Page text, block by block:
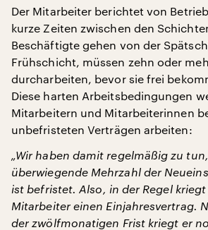
Der Mitarbeiter berichtet von
kurze Zeiten zwischen den
Beschäftigte gehen von der
Frühschicht, müssen zehn oder
durcharbeiten, bevor sie frei
Diese harten Arbeitsbedingungen
Mitarbeitern und Mitarbeiterinnen
unbefristeten Verträgen arbeiten:
„Wir haben damit regelmäßig zu
überwiegende Mehrzahl der
ist befristet. Also, in der Regel
Mitarbeiter einen Einjahresvertrag.
der zwölfmonatigen Frist kriegt er